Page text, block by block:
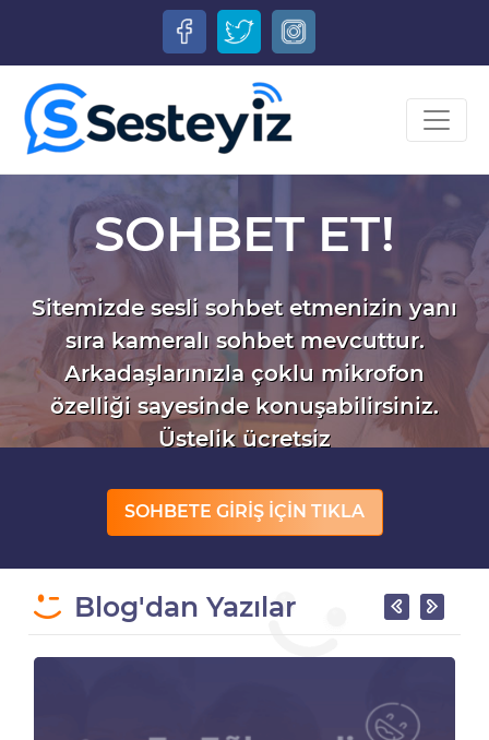
SOHBET ET!
Sitemizde sesli sohbet etmenizin yanı
sıra kameralı sohbet mevcuttur.
Arkadaşlarınızla çoklu mikrofon
özelliği sayesinde konuşabilirsiniz.
Üstelik ücretsiz
SOHBETE GİRİŞ İÇİN TIKLA
Blog'dan Yazılar